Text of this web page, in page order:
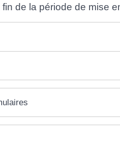
de la période de mise